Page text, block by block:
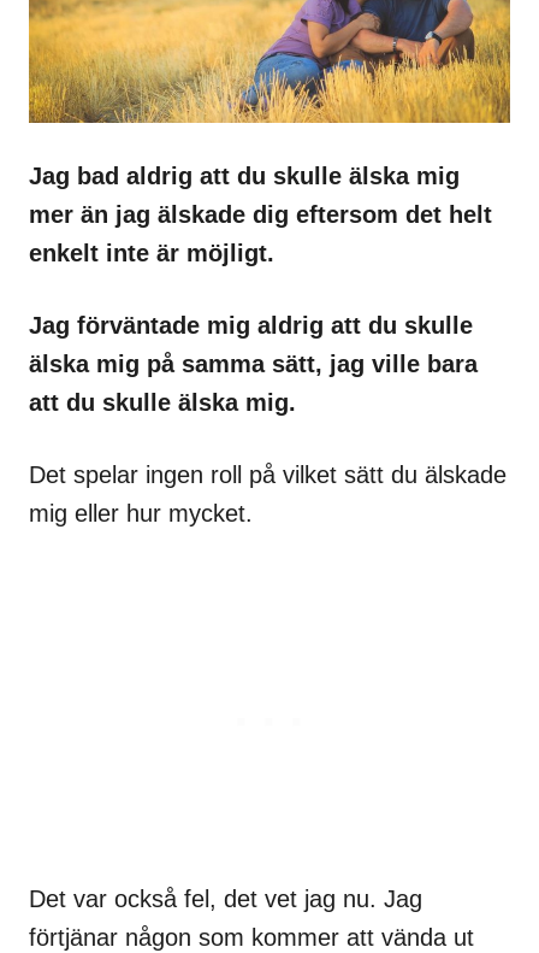
Jag bad aldrig att du skulle älska mig
mer än jag älskade dig eftersom det helt
enkelt inte är möjligt.
Jag förväntade mig aldrig att du skulle
älska mig på samma sätt, jag ville bara
att du skulle älska mig.
Det spelar ingen roll på vilket sätt du älskade
mig eller hur mycket.
Det var också fel, det vet jag nu. Jag
förtjänar någon som kommer att vända ut